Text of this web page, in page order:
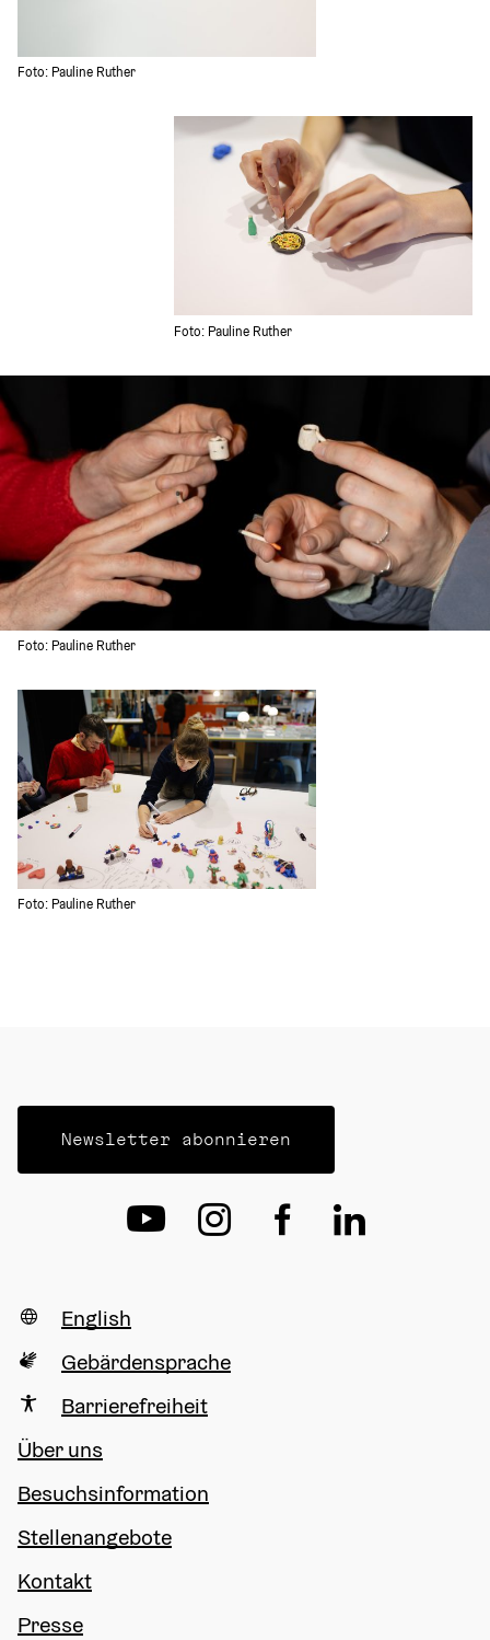
Foto: Pauline Ruther
Foto: Pauline Ruther
Foto: Pauline Ruther
Foto: Pauline Ruther
Newsletter abonnieren
English
Gebärdensprache
Barrierefreiheit
Über uns
Besuchsinformation
Stellenangebote
Kontakt
Presse